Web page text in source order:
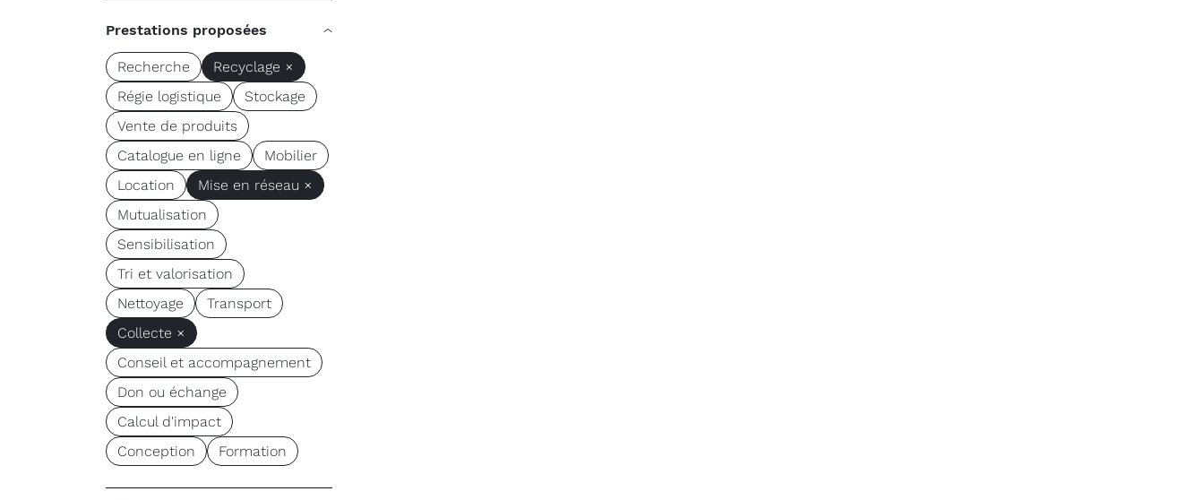
Prestations proposées
Recherche
Recyclage ×
Régie logistique
Stockage
Vente de produits
Catalogue en ligne
Mobilier
Location
Mise en réseau ×
Mutualisation
Sensibilisation
Tri et valorisation
Nettoyage
Transport
Collecte ×
Conseil et accompagnement
Don ou échange
Calcul d'impact
Conception
Formation